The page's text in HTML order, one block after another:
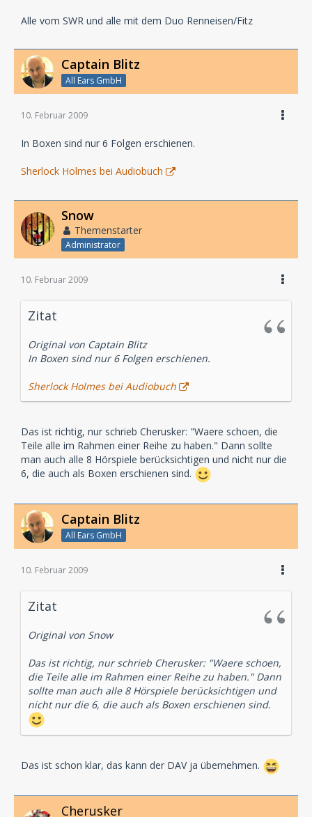
Alle vom SWR und alle mit dem Duo Renneisen/Fitz
Captain Blitz
All Ears GmbH
10. Februar 2009
In Boxen sind nur 6 Folgen erschienen.
Sherlock Holmes bei Audiobuch
Snow
Themenstarter
Administrator
10. Februar 2009
Zitat
Original von Captain Blitz
In Boxen sind nur 6 Folgen erschienen.
Sherlock Holmes bei Audiobuch
Das ist richtig, nur schrieb Cherusker: "Waere schoen, die
Teile alle im Rahmen einer Reihe zu haben." Dann sollte
man auch alle 8 Hörspiele berücksichtigen und nicht nur die
6, die auch als Boxen erschienen sind.
Captain Blitz
All Ears GmbH
10. Februar 2009
Zitat
Original von Snow
Das ist richtig, nur schrieb Cherusker: "Waere schoen,
die Teile alle im Rahmen einer Reihe zu haben." Dann
sollte man auch alle 8 Hörspiele berücksichtigen und
nicht nur die 6, die auch als Boxen erschienen sind.
Das ist schon klar, das kann der DAV ja übernehmen.
Cherusker